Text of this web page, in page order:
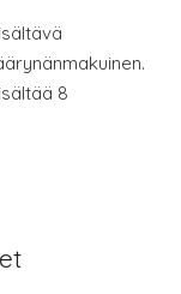
8